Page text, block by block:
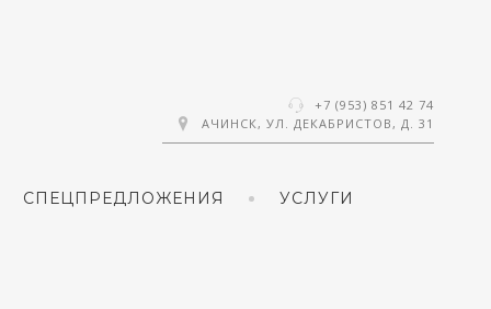
+7 (953) 851 42 74
АЧИНСК, УЛ. ДЕКАБРИСТОВ, Д. 31
СПЕЦПРЕДЛОЖЕНИЯ УСЛУГИ